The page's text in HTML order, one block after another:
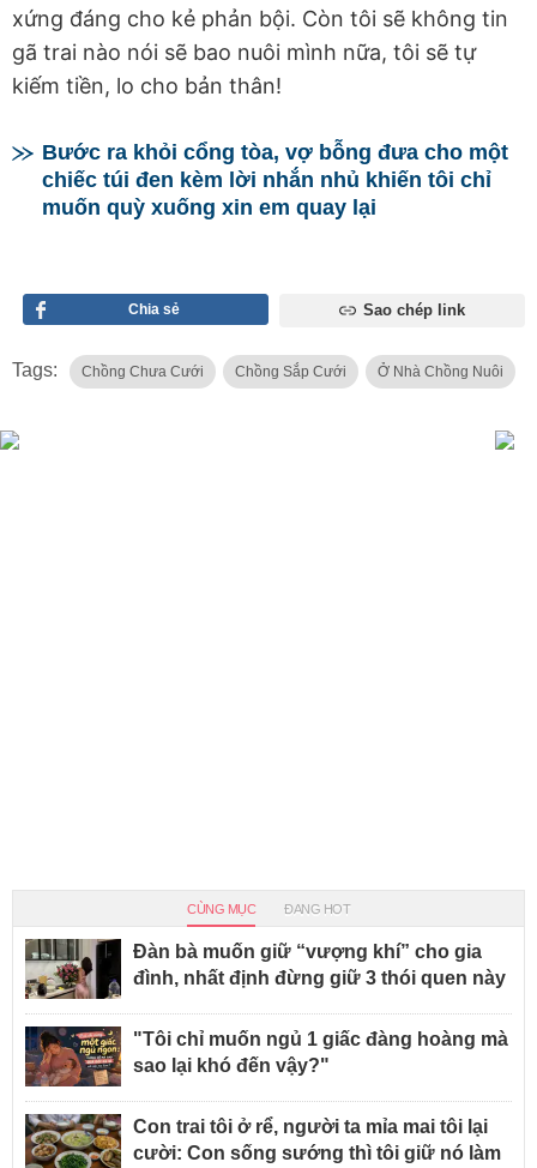
xứng đáng cho kẻ phản bội. Còn tôi sẽ không tin
gã trai nào nói sẽ bao nuôi mình nữa, tôi sẽ tự
kiếm tiền, lo cho bản thân!
Bước ra khỏi cổng tòa, vợ bỗng đưa cho một
chiếc túi đen kèm lời nhắn nhủ khiến tôi chỉ
muốn quỳ xuống xin em quay lại
Chia sẻ Sao chép link
Tags: Chồng Chưa Cưới Chồng Sắp Cưới Ở Nhà Chồng Nuôi
CÙNG MỤC ĐANG HOT
Đàn bà muốn giữ “vượng khí” cho gia
đình, nhất định đừng giữ 3 thói quen này
"Tôi chỉ muốn ngủ 1 giấc đàng hoàng mà
sao lại khó đến vậy?"
Con trai tôi ở rể, người ta mỉa mai tôi lại
cười: Con sống sướng thì tôi giữ nó làm